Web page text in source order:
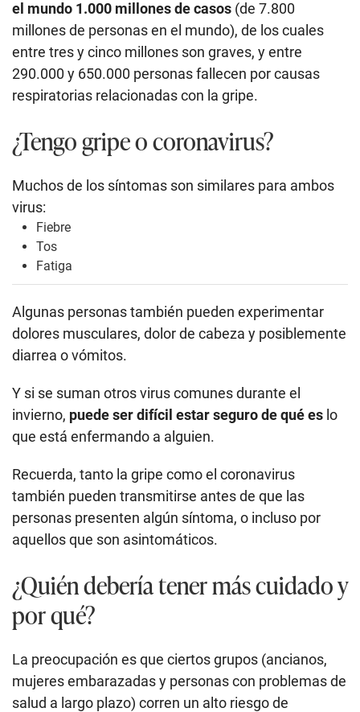
el mundo 1.000 millones de casos (de 7.800
millones de personas en el mundo), de los cuales
entre tres y cinco millones son graves, y entre
290.000 y 650.000 personas fallecen por causas
respiratorias relacionadas con la gripe.
¿Tengo gripe o coronavirus?
Muchos de los síntomas son similares para ambos
virus:
Fiebre
Tos
Fatiga
Algunas personas también pueden experimentar
dolores musculares, dolor de cabeza y posiblemente
diarrea o vómitos.
Y si se suman otros virus comunes durante el
invierno, puede ser difícil estar seguro de qué es lo
que está enfermando a alguien.
Recuerda, tanto la gripe como el coronavirus
también pueden transmitirse antes de que las
personas presenten algún síntoma, o incluso por
aquellos que son asintomáticos.
¿Quién debería tener más cuidado y
por qué?
La preocupación es que ciertos grupos (ancianos,
mujeres embarazadas y personas con problemas de
salud a largo plazo) corren un alto riesgo de